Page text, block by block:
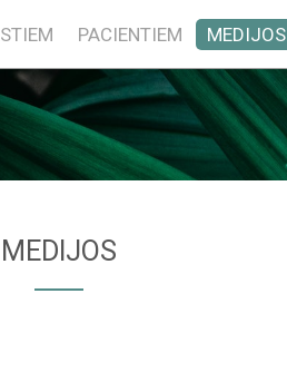
PACIENTIEM MEDIJOS
MEDIJOS